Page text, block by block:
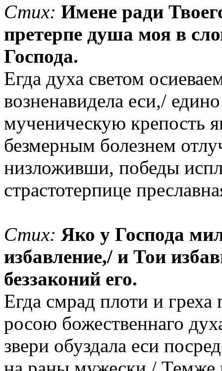
Стих: Имене ради
претерпе душа моя в
Господа.
Егда духа светом
возненавидела еси,/
мученическую крепость
безмерным болезнем
низложивши, победы
страстотерпице
Стих: Яко у Господа
избавление,/ и Тои
беззаконий его.
Егда смрад плоти и греха
росою божественнаго
звери обуздала еси